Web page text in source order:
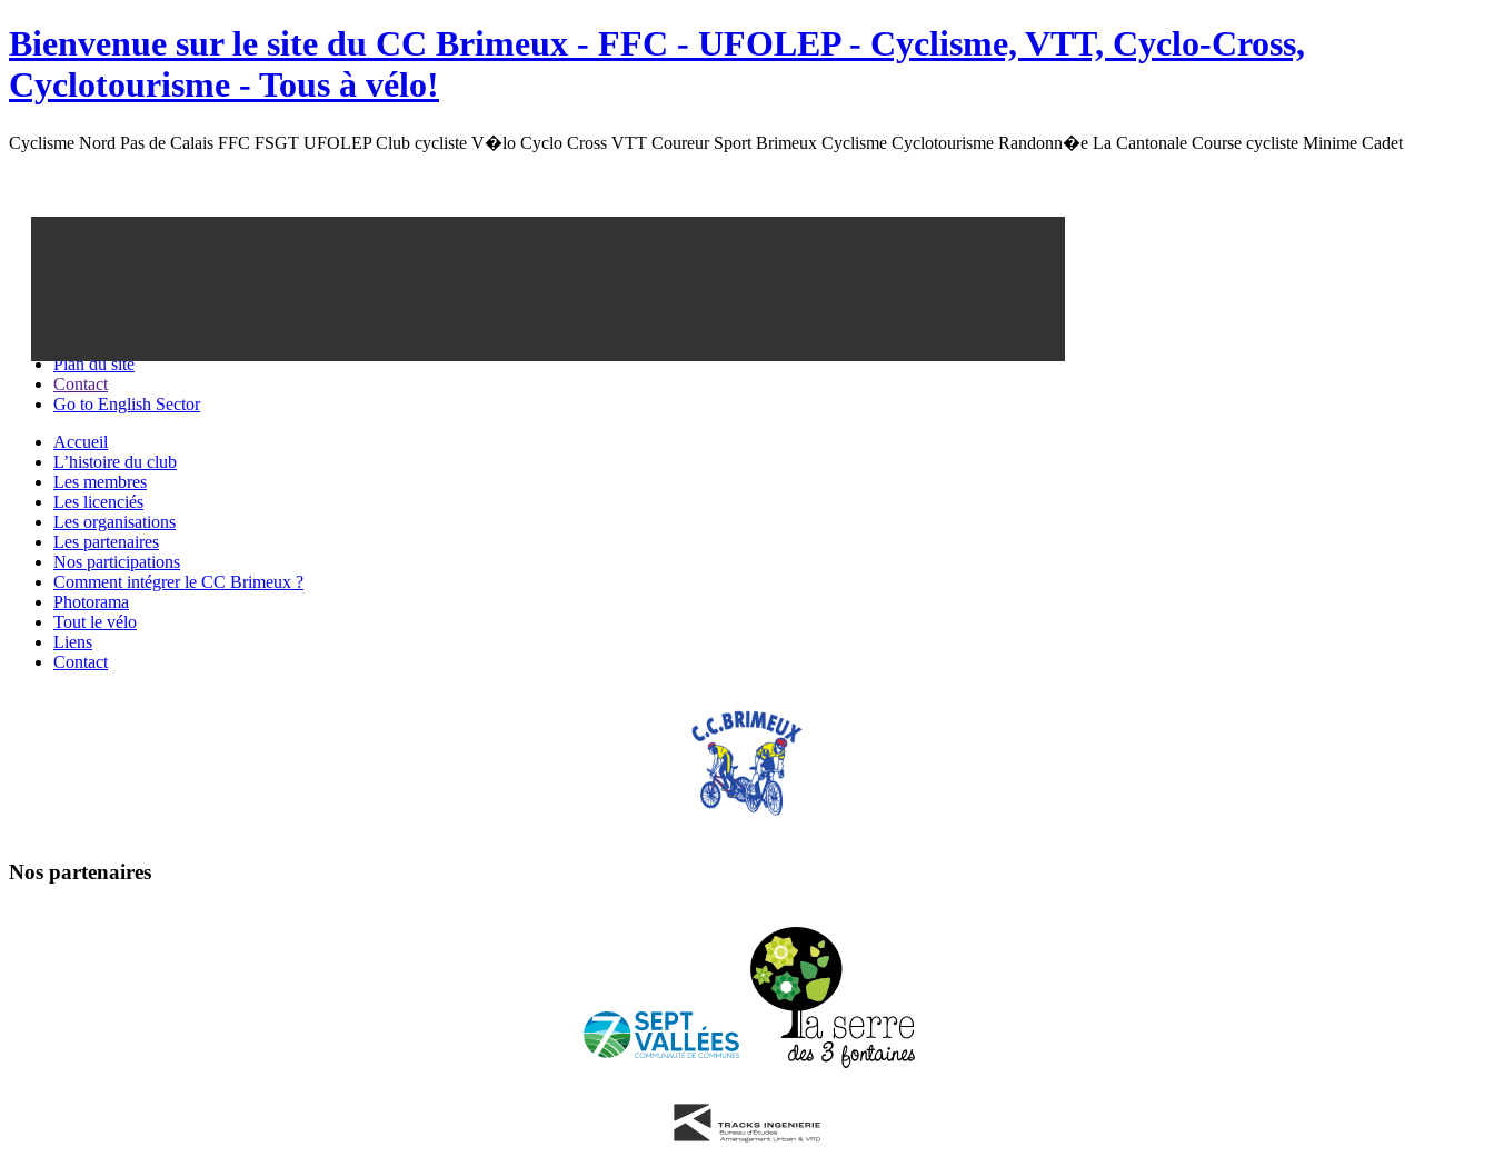
Bienvenue sur le site du CC Brimeux - FFC - UFOLEP - Cyclisme, VTT, Cyclo-Cross,
Cyclotourisme - Tous à vélo!
Cyclisme Nord Pas de Calais FFC FSGT UFOLEP Club cycliste V�lo Cyclo Cross VTT Coureur Sport Brimeux Cyclisme Cyclotourisme Randonn�e La Cantonale Course cycliste Minime Cadet
Plan du site
Contact
Go to English Sector
Accueil
L’histoire du club
Les membres
Les licenciés
Les organisations
Les partenaires
Nos participations
Comment intégrer le CC Brimeux ?
Photorama
Tout le vélo
Liens
Contact
Nos partenaires